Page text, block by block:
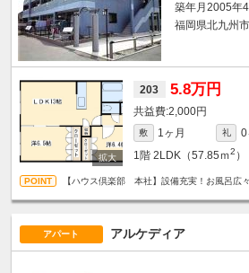
築年月2005年
福岡県北九州
203 5.8万円
2,000円
敷 1ヶ月 礼
0
1階 2LDK（57.85ｍ2 ）
【ハウス倶楽部 本社】設備充実！お風呂広々
アパート アルケディア